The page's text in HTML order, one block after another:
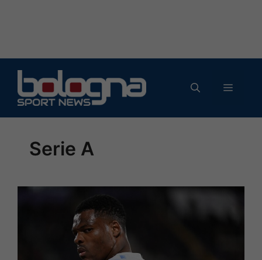
contenuto
MENU
Serie A